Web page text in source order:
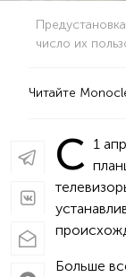
число их
Читайте
С 1
Больше